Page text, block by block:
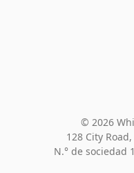
© 2026
128 City Road,
N.° de sociedad